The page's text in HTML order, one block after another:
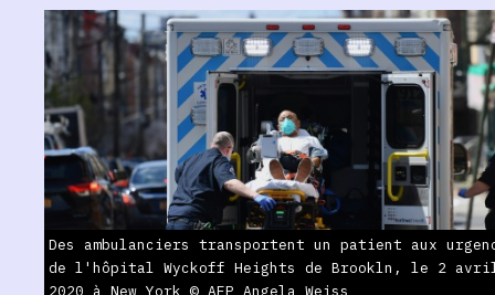
Des ambulanciers transportent un patient aux
de l'hôpital Wyckoff Heights de Brookln, le 2